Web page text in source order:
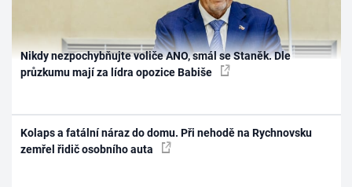
Nikdy nezpochybňujte voliče ANO, smál se Staněk. Dle
průzkumu mají za lídra opozice Babiše
Kolaps a fatální náraz do domu. Při nehodě na Rychnovsku
zemřel řidič osobního auta